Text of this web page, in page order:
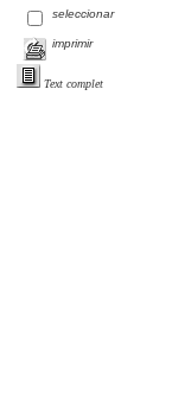
seleccionar
imprimir
Text complet